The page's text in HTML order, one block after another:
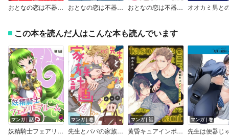
おとなの恋は不器用なので おとなの恋は不器用なので【23P小冊子】 おとなの恋は不器用なので【コミックス版】
この本を読んだ人はこんな本も読んでいます
マンガ｜話
妖精騎士フェアリーブルーム
マンガ｜巻
先生とパパの家族計画
マンガ｜話
黄昏キュアインポータント【単話版】
マンガ｜巻